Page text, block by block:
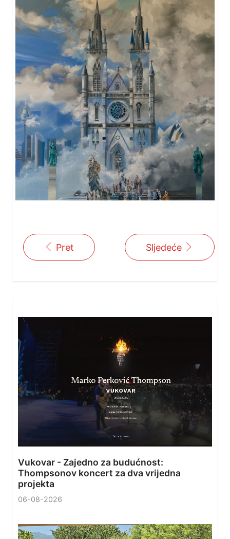
Pret Sljedeće
Vukovar - Zajedno za budućnost:
Thompsonov koncert za dva vrijedna
projekta
06-08-2026